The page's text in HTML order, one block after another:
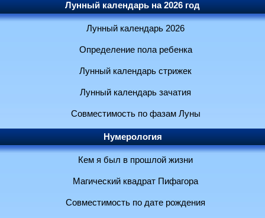
Лунный календарь на 2026 год
Лунный календарь 2026
Определение пола ребенка
Лунный календарь стрижек
Лунный календарь зачатия
Совместимость по фазам Луны
Нумерология
Кем я был в прошлой жизни
Магический квадрат Пифагора
Совместимость по дате рождения